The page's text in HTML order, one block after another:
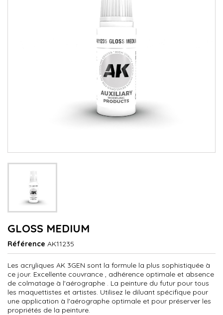
GLOSS MEDIUM
Référence AK11235
Les acryliques AK 3GEN sont la formule la plus sophistiquée à
ce jour. Excellente couvrance , adhérence optimale et absence
de colmatage à l'aérographe . La peinture du futur pour tous
les maquettistes et artistes. Utilisez le diluant spécifique pour
une application à l'aérographe optimale et pour préserver les
propriétés de la peinture.